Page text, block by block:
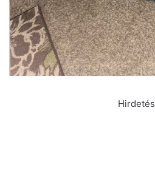
Hirdetés